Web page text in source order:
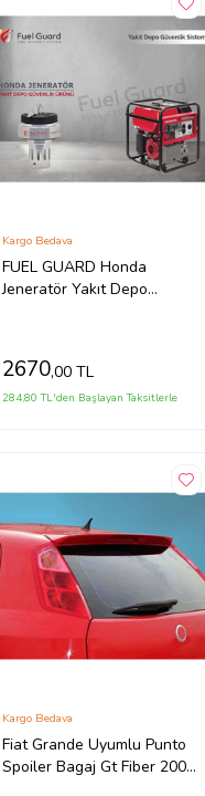
FUEL GUARD Honda
Jeneratör Yakıt Depo
Kargo Bedava
2670,00 TL
284,80 TL'den Başlayan Taksitlerle
Fiat Grande Uyumlu Punto
Spoiler Bagaj Gt Fiber 2005-
Kargo Bedava